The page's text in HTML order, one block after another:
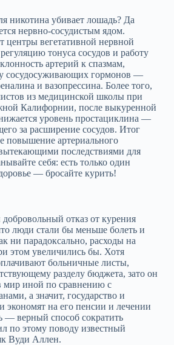
никотина убивает лошадь? Да
нервно-сосудистым ядом.
центры вегетативной нервной
тонуса сосудов и работу
артерий к спазмам,
сосудосуживающих гормонов —
и вазопрессина. Более того,
из медицинской школы при
Калифорнии, после выкуренной
уровень простациклина —
за расширение сосудов. Итог
повышение артериального
последствиями для
себя: есть только один
— бросайте курить!
отказ от курения
люди стали бы меньше болеть и
ни парадоксально, расходы на
этом увеличились бы. Хотя
больничные листы,
разделу бюджета, зато он
мир иной по сравнению с
а значит, государство и
экономят на его пенсии и лечении
— верный способ сократить
по этому поводу известный
Вуди Аллен.